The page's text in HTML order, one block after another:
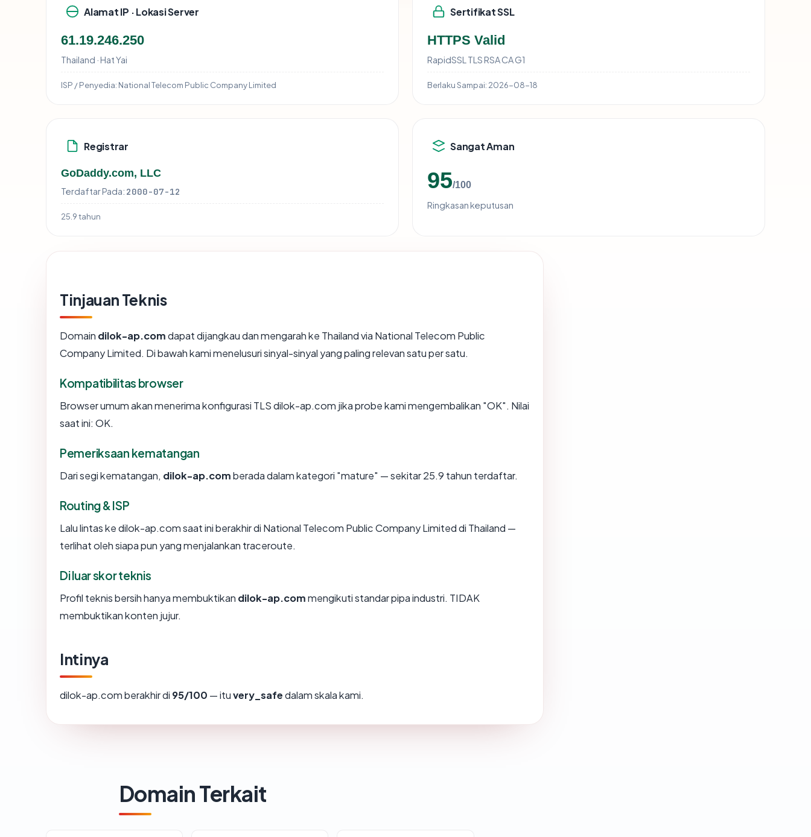
Alamat IP · Lokasi Server
61.19.246.250
Thailand · Hat Yai
ISP / Penyedia: National Telecom Public Company Limited
Sertifikat SSL
HTTPS Valid
RapidSSL TLS RSA CA G1
Berlaku Sampai: 2026-08-18
Registrar
GoDaddy.com, LLC
Terdaftar Pada: 2000-07-12
25.9 tahun
Sangat Aman
95/100
Ringkasan keputusan
Tinjauan Teknis
Domain dilok-ap.comdapat dijangkau dan mengarah ke Thailand via National Telecom Public
Company Limited. Di bawah kami menelusuri sinyal-sinyal yang paling relevan satu per satu.
Kompatibilitas browser
Browser umum akan menerima konfigurasi TLS dilok-ap.com jika probe kami mengembalikan "OK". Nilai
saat ini: OK.
Pemeriksaan kematangan
Dari segi kematangan, dilok-ap.comberada dalam kategori "mature" — sekitar 25.9 tahun terdaftar.
Routing & ISP
Lalu lintas ke dilok-ap.com saat ini berakhir di National Telecom Public Company Limited di Thailand —
terlihat oleh siapa pun yang menjalankan traceroute.
Di luar skor teknis
Profil teknis bersih hanya membuktikan dilok-ap.commengikuti standar pipa industri. TIDAK
membuktikan konten jujur.
Intinya
dilok-ap.com berakhir di 95/100 — ituvery_safedalam skala kami.
Domain Terkait